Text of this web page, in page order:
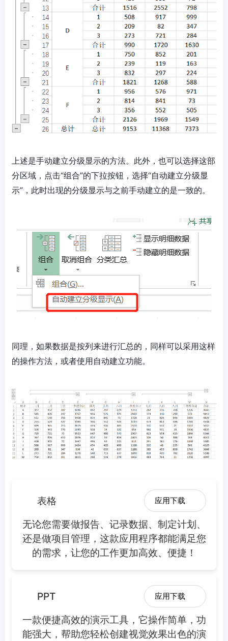
上述是手动建立分级显示的方法。此外，也可以选择这部
分区域，点击“组合”的下拉按钮，选择“自动建立分级显
示”，此时出现的分级显示与之前手动建立的是一致的。
同理，如果数据是按列来进行汇总的，同样可以采用这样
的操作方法，或者使用自动建立功能。
表格 应用下载
无论您需要做报告、记录数据、制定计划、
还是做项目管理，这款应用程序都能满足您
的需求，让您的工作更加高效、便捷！
PPT 应用下载
一款便捷高效的演示工具，它操作简单，功
能强大，帮助您轻松创建视觉效果出色的演